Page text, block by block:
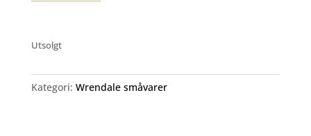
Utsolgt
Kategori: Wrendale småvarer